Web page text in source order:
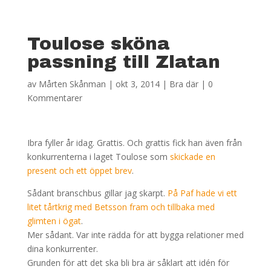
Toulose sköna
passning till Zlatan
av Mårten Skånman | okt 3, 2014| Bra där| 0
Kommentarer
Ibra fyller år idag. Grattis. Och grattis fick han även från
konkurrenterna i laget Toulose som skickade en
present och ett öppet brev.
Sådant branschbus gillar jag skarpt. På Paf hade vi ett
litet tårtkrig med Betsson fram och tillbaka med
glimten i ögat.
Mer sådant. Var inte rädda för att bygga relationer med
dina konkurrenter.
Grunden för att det ska bli bra är såklart att idén för